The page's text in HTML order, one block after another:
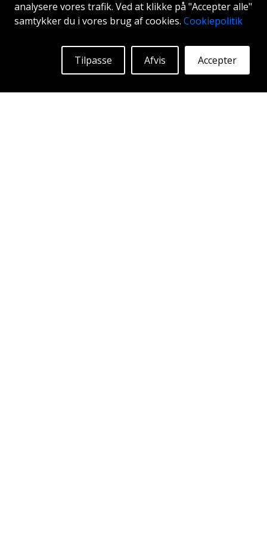
analysere vores trafik. Ved at klikke på "Accepter alle"
samtykker du i vores brug af cookies. Cookiepolitik
Accepter
Afvis
Tilpasse
HYPER BLACK